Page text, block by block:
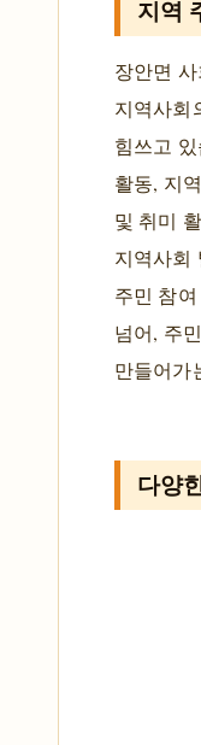
지역
장안면
지역사회
힘쓰고
활동, 지
및 취미
지역사회
주민 참
넘어, 주
만들어가
다양